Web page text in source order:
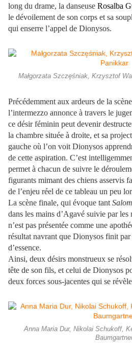
long du drame, la danseuse Rosalba
le dévoilement de son corps et sa
qui enserre l’appel de Dionysos.
Małgorzata Szczęśniak, Krzysztof
Précédemment aux ardeurs de la
l’intermezzo annonce à travers le
ce désir féminin peut devenir
la chambre située à droite, et sa
gauche où l’on voit Dionysos
de cette aspiration. C’est
permet à chacun de suivre le
figurants mimant des chiens asservis
de l’enjeu réel de ce tableau un peu
La scène finale, qui évoque tant
dans les mains d’Agavé suivie par les
n’est pas présentée comme une
résultat navrant que Dionysos finit
d’essence.
Ainsi, deux désirs monstrueux se
tête de son fils, et celui de Dionysos
deux forces sous-jacentes qui se
Anna Maria Dur, Nikolai Schukoff,